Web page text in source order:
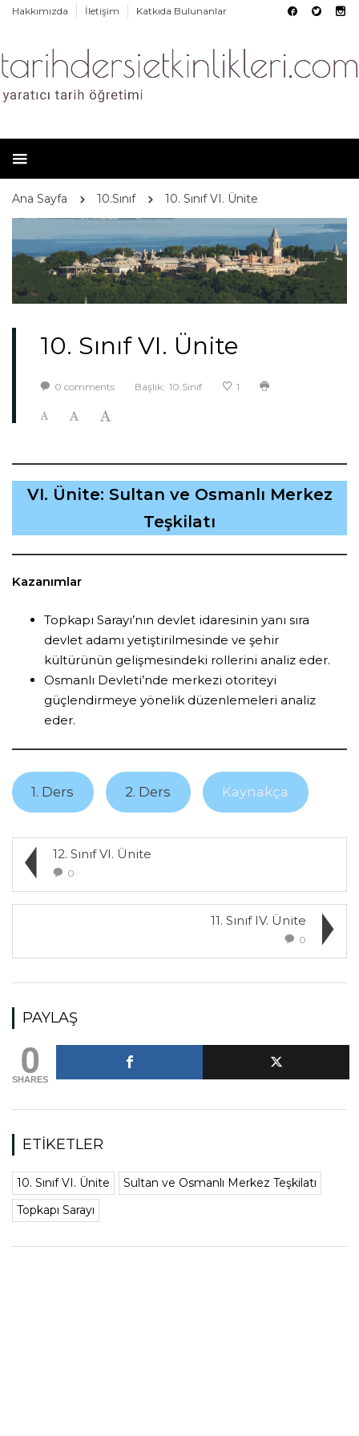
Hakkımızda İletişim Katkıda Bulunanlar
Ana Sayfa 10.Sınıf 10. Sınıf VI. Ünite
10. Sınıf VI. Ünite
0 comments Başlık; 10.Sınıf 1
VI. Ünite: Sultan ve Osmanlı Merkez
Teşkilatı
Kazanımlar
Topkapı Sarayı’nın devlet idaresinin yanı sıra
devlet adamı yetiştirilmesinde ve şehir
kültürünün gelişmesindeki rollerini analiz eder.
Osmanlı Devleti’nde merkezi otoriteyi
güçlendirmeye yönelik düzenlemeleri analiz
eder.
1. Ders 2. Ders Kaynakça
12. Sınıf VI. Ünite
0
11. Sınıf IV. Ünite
0
PAYLAŞ
0
SHARES
ETIKETLER
10. Sınıf VI. Ünite
Sultan ve Osmanlı Merkez Teşkilatı
Topkapı Sarayı